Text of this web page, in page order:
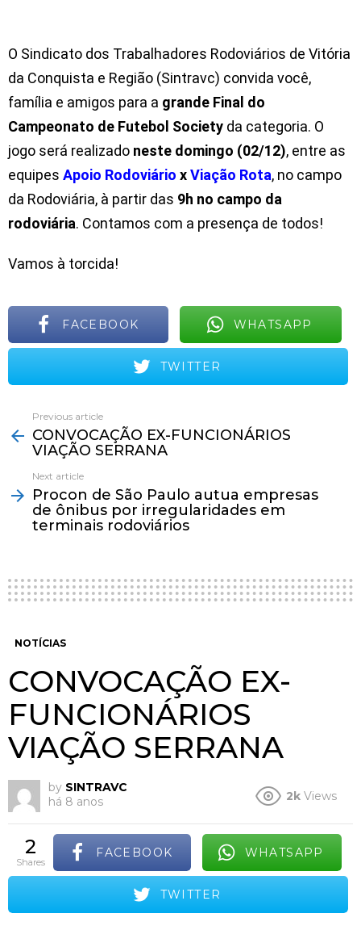
O Sindicato dos Trabalhadores Rodoviários de Vitória
da Conquista e Região (Sintravc) convida você,
família e amigos para a grande Final do
Campeonato de Futebol Society da categoria. O
jogo será realizado neste domingo (02/12), entre as
equipes Apoio Rodoviário xViação Rota, no campo
da Rodoviária, à partir das 9h no campo da
rodoviária. Contamos com a presença de todos!
Vamos à torcida!
FACEBOOK WHATSAPP
TWITTER
more
Previous article
CONVOCAÇÃO EX-FUNCIONÁRIOS
VIAÇÃO SERRANA
Next article
Procon de São Paulo autua empresas
de ônibus por irregularidades em
terminais rodoviários
NOTÍCIAS
CONVOCAÇÃO EX-
FUNCIONÁRIOS
VIAÇÃO SERRANA
by SINTRAVC
há 8 anos
2k Views
2
shares
FACEBOOK WHATSAPP
TWITTER